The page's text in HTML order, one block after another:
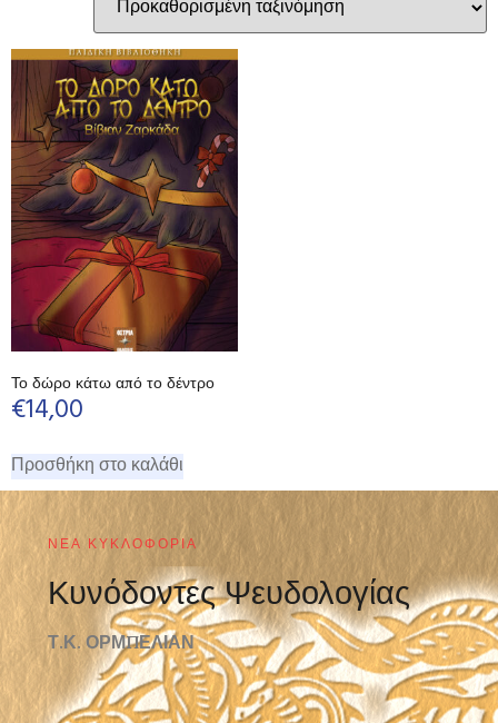
Το δώρο κάτω από το δέντρο
€14,00
Προσθήκη στο καλάθι
ΝΈΑ ΚΥΚΛΟΦΟΡΊΑ
Κυνόδοντες Ψευδολογίας
Τ.Κ. ΟΡΜΠΕΛΙΑΝ